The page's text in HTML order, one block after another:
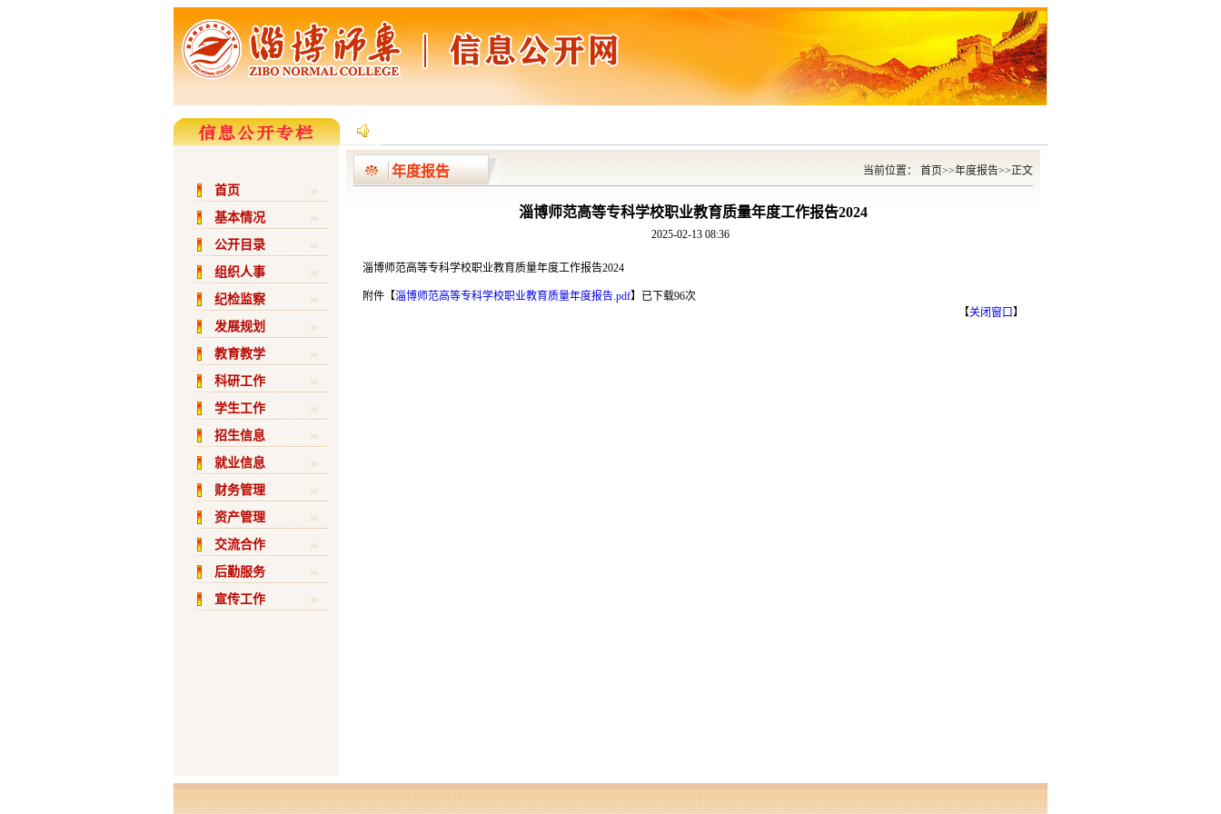
首页
基本情况
公开目录
组织人事
纪检监察
发展规划
教育教学
科研工作
学生工作
招生信息
就业信息
财务管理
资产管理
交流合作
后勤服务
宣传工作
年度报告 当前位置： 首页>>年度报告>>正文
淄博师范高等专科学校职业教育质量年度工作报告2024
2025-02-13 08:36
淄博师范高等专科学校职业教育质量年度工作报告2024
附件【淄博师范高等专科学校职业教育质量年度报告.pdf】 已下载96次
【关闭窗口】